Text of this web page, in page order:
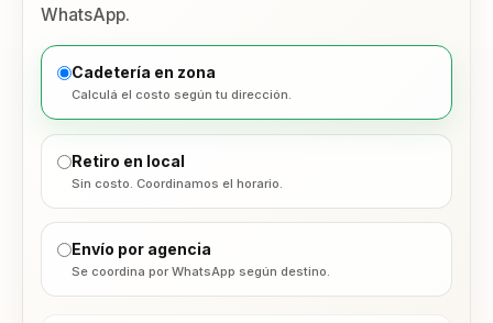
WhatsApp.
Cadetería en zona
Calculá el costo según tu dirección.
Retiro en local
Sin costo. Coordinamos el horario.
Envío por agencia
Se coordina por WhatsApp según destino.